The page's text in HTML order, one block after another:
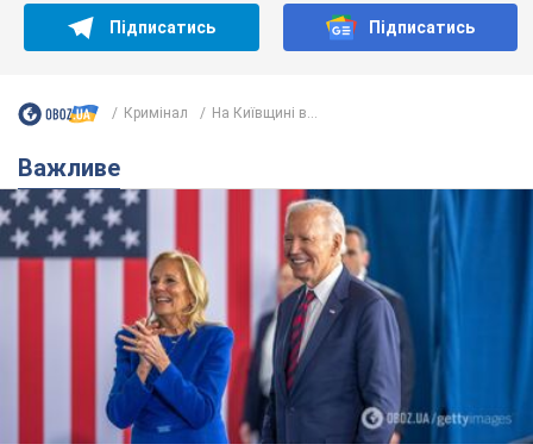
Підписатись Підписатись
Кримінал На Київщині в...
Важливе